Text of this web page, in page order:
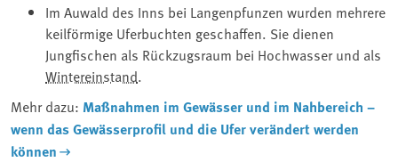
Im Auwald des Inns bei Langenpfunzen wurden mehrere
keilförmige Uferbuchten geschaffen. Sie dienen
Jungfischen als Rückzugsraum bei Hochwasser und als
Wintereinstand.
Mehr dazu: Maßnahmen im Gewässer und im Nahbereich –
wenn das Gewässerprofil und die Ufer verändert werden
können